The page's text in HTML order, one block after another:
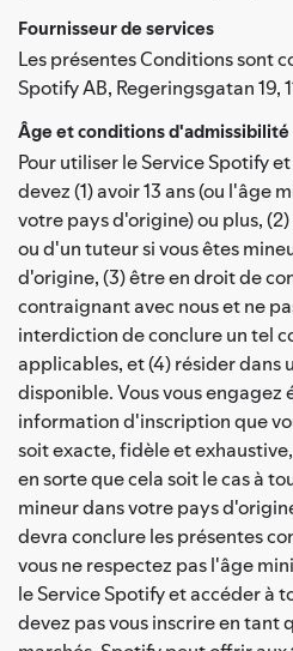
Fournisseur de services
Les présentes Conditions sont
Spotify AB, Regeringsgatan 19,
Âge et conditions d'admissibilité
Pour utiliser le Service Spotify
devez (1) avoir 13 ans (ou l'âge
votre pays d'origine) ou plus,
ou d'un tuteur si vous êtes
d'origine, (3) être en droit de
contraignant avec nous et ne
interdiction de conclure un tel
applicables, et (4) résider dans
disponible. Vous vous
information d'inscription que
soit exacte, fidèle et
en sorte que cela soit le cas à
mineur dans votre pays
devra conclure les présentes
vous ne respectez pas l'âge
le Service Spotify et accéder à
devez pas vous inscrire en tant